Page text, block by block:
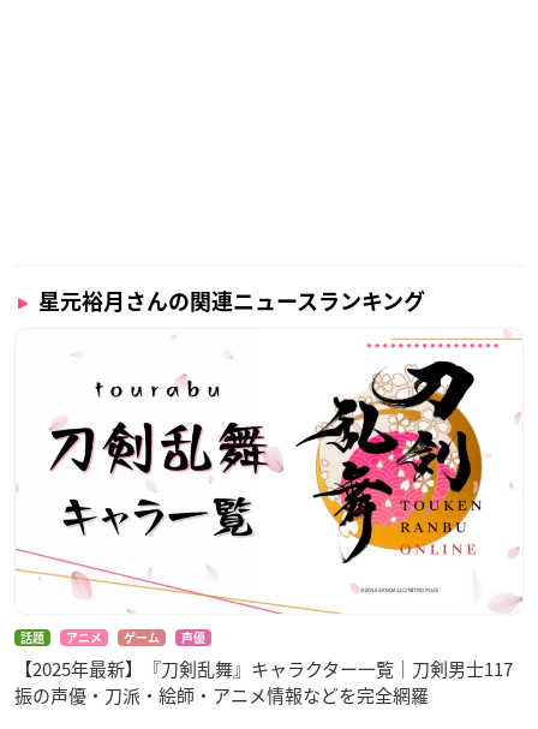
星元裕月さんの関連ニュースランキング
話題 アニメ ゲーム 声優
【2025年最新】『刀剣乱舞』キャラクター一覧｜刀剣男士117
振の声優・刀派・絵師・アニメ情報などを完全網羅